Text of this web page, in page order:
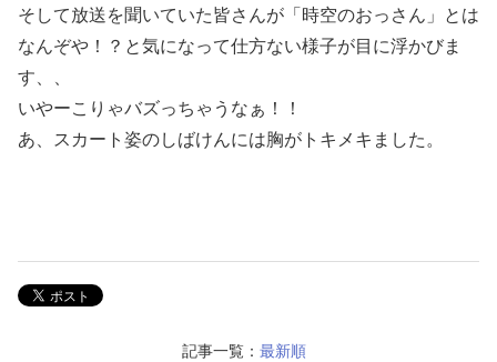
そして放送を聞いていた皆さんが「時空のおっさん」とは
なんぞや！？と気になって仕方ない様子が目に浮かびま
す、、
いやーこりゃバズっちゃうなぁ！！
あ、スカート姿のしばけんには胸がトキメキました。
記事一覧： 最新順